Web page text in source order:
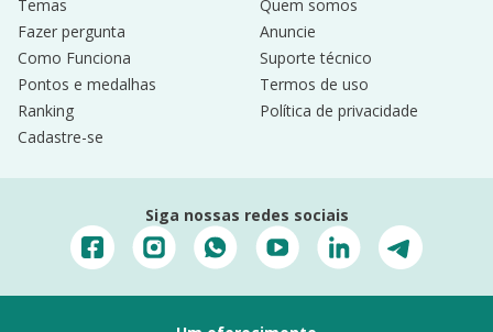
Temas
Fazer pergunta
Como Funciona
Pontos e medalhas
Ranking
Cadastre-se
Quem somos
Anuncie
Suporte técnico
Termos de uso
Política de privacidade
Siga nossas redes sociais